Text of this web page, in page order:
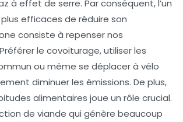
à effet de serre. Par conséquent, l’un
efficaces de réduire son
consiste à repenser nos
le covoiturage, utiliser les
ou même se déplacer à vélo
diminuer les émissions. De plus,
alimentaires joue un rôle crucial.
de viande qui génère beaucoup